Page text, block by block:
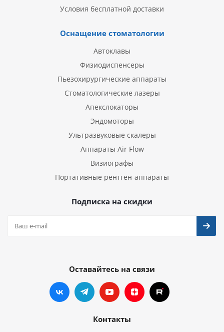
Условия бесплатной доставки
Оснащение стоматологии
Автоклавы
Физиодиспенсеры
Пьезохирургические аппараты
Стоматологические лазеры
Апекслокаторы
Эндомоторы
Ультразвуковые скалеры
Аппараты Air Flow
Визиографы
Портативные рентген-аппараты
Подписка на скидки
Оставайтесь на связи
Контакты